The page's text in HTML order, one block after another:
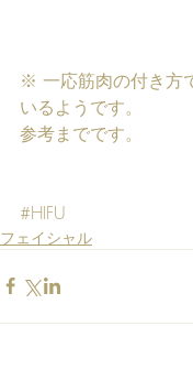
※ 一応筋肉の付き方
いるようです。
参考までです。
#HIFU
フェイシャル